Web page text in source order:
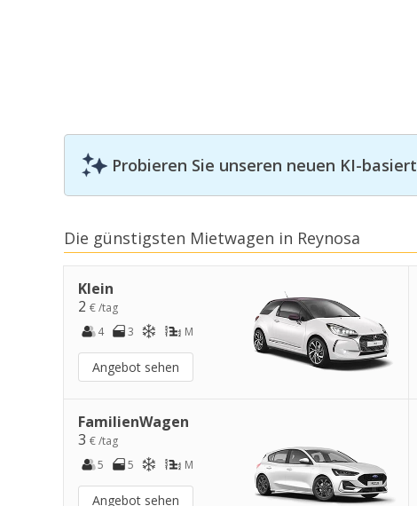
Probieren Sie unseren neuen KI-
Die günstigsten Mietwagen in Reynosa
Klein
2 € /tag
4
3 M
Angebot sehen
FamilienWagen
3 € /tag
5
5 M
Angebot sehen